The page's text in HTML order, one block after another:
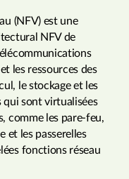
(NFV) est une
NFV de
les ressources des
le stockage et les
qui sont virtualisées
comme les pare-feu,
et les passerelles
fonctions réseau